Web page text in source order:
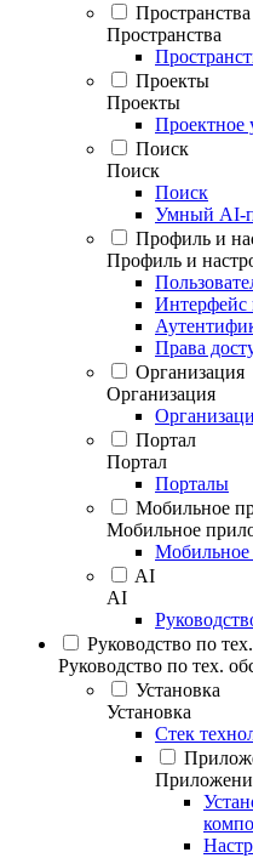
Пространства
Пространства
Проекты
Проекты
Проектное
Поиск
Поиск
Поиск
Умный AI-
Профиль и
Профиль и
Интерфейс
Права
Организация
Организация
Портал
Портал
Порталы
Мобильное
Мобильное
AI
AI
Руководство по
Руководство по тех.
Установка
Установка
Стек